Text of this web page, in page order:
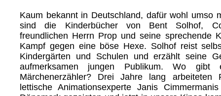
Kaum bekannt in Deutschland, dafür wohl umso
sind die Kinderbücher von Bent Solhof,
freundlichen Herrn Prop und seine sprechende
Kampf gegen eine böse Hexe. Solhof reist
Kindergärten und Schulen und erzählt seine
aufmerksamen jungen Publikum. Wo
Märchenerzähler? Drei Jahre lang
lettische Animationsexperte Janis